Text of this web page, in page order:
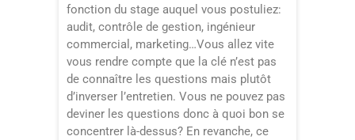
fonction du stage auquel vous postuliez:
audit, contrôle de gestion, ingénieur
commercial, marketing…Vous allez vite
vous rendre compte que la clé n’est pas
de connaître les questions mais plutôt
d’inverser l’entretien. Vous ne pouvez pas
deviner les questions donc à quoi bon se
concentrer là-dessus? En revanche, ce